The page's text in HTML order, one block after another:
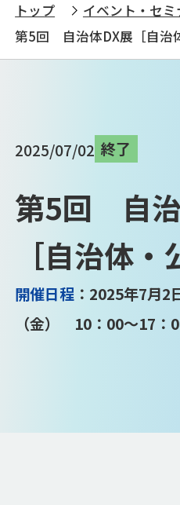
トップ
イベント・セミ
第5回 自治体DX展［自治
2025/07/02 終了
第5回 自
［自治体・
開催日程 ：2025年7月2
（金） 10：00～17：